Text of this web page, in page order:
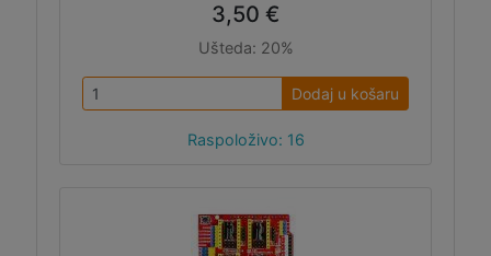
3,50 €
Ušteda: 20%
Dodaj u košaru
Raspoloživo: 16